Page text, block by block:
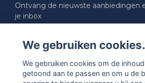
Ontvang de nieuwste aanbiedingen
je inbox
E-mail
We gebruiken cookies.
We gebruiken cookies om de
getoond aan te passen en om u de